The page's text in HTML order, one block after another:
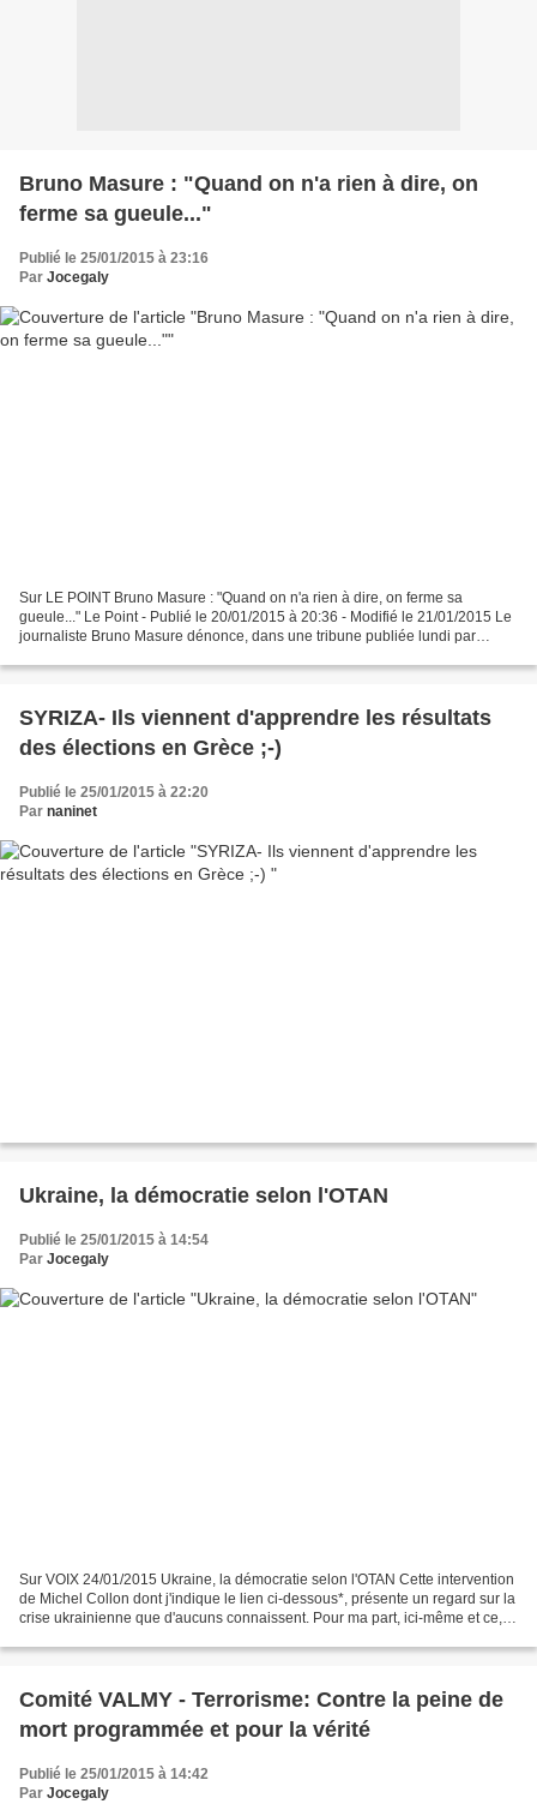
Bruno Masure : "Quand on n'a rien à dire, on
ferme sa gueule..."
Publié le 25/01/2015 à 23:16
Par Jocegaly
Sur LE POINT Bruno Masure : "Quand on n'a rien à dire, on ferme sa
gueule..." Le Point - Publié le 20/01/2015 à 20:36 - Modifié le 21/01/2015 Le
journaliste Bruno Masure dénonce, dans une tribune publiée lundi par
SYRIZA- Ils viennent d'apprendre les résultats
des élections en Grèce ;-)
Publié le 25/01/2015 à 22:20
Par naninet
Ukraine, la démocratie selon l'OTAN
Publié le 25/01/2015 à 14:54
Par Jocegaly
Sur VOIX 24/01/2015 Ukraine, la démocratie selon l'OTAN Cette intervention
de Michel Collon dont j'indique le lien ci-dessous*, présente un regard sur la
crise ukrainienne que d'aucuns connaissent. Pour ma part, ici-même et ce,
Comité VALMY - Terrorisme: Contre la peine de
mort programmée et pour la vérité
Publié le 25/01/2015 à 14:42
Par Jocegaly